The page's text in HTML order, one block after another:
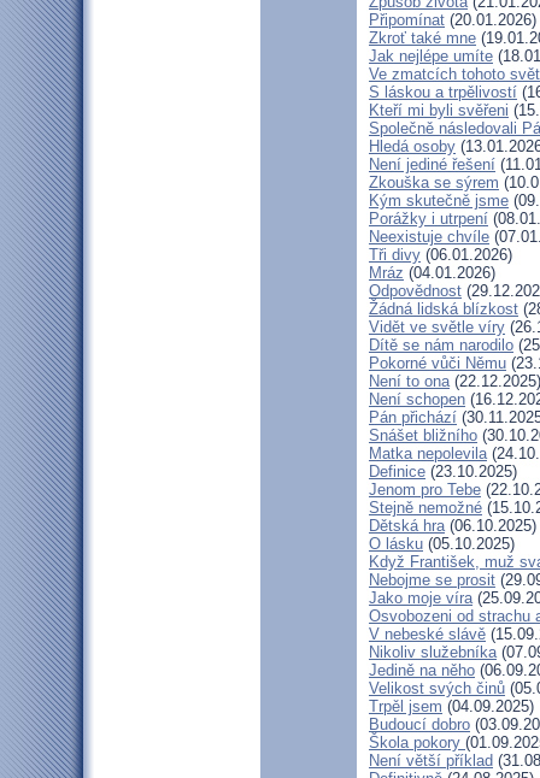
Připomínat (20.01.2026)
Zkroť také mne
Jak nejlépe umíte
Ve zmatcích tohoto
S láskou a trpělivostí
Kteří mi byli svěřeni
Společně následovali
Hledá osoby
Není jediné řešení
Zkouška se sýrem
Kým skutečně jsme
Porážky i utrpení
Neexistuje chvíle
Tři divy (06.01.2026)
Mráz (04.01.2026)
Odpovědnost
Žádná lidská blízkost
Vidět ve světle víry
Dítě se nám narodilo
Pokorné vůči Němu
Není to ona(22.12.2025)
Není schopen
Pán přichází
Snášet bližního
Matka nepolevila
Definice (23.10.2025)
Jenom pro Tebe
Stejně nemožné
Dětská hra(06.10.2025)
O lásku (05.10.2025)
Když František, muž
Nebojme se prosit
Jako moje víra
Osvobozeni od strachu
V nebeské slávě
Nikoliv služebníka
Jedině na něho
Velikost svých činů
Trpěl jsem (04.09.2025)
Budoucí dobro
Škola pokory
Není větší příklad